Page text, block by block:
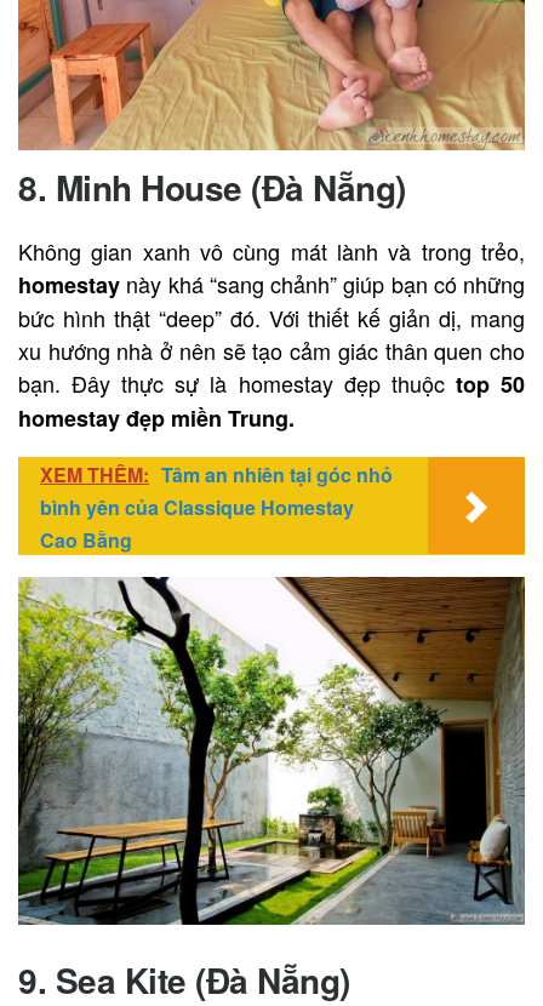
8. Minh House (Đà Nẵng)
Không gian xanh vô cùng mát lành và trong trẻo,
homestay này khá “sang chảnh” giúp bạn có những
bức hình thật “deep” đó. Với thiết kế giản dị, mang
xu hướng nhà ở nên sẽ tạo cảm giác thân quen cho
bạn. Đây thực sự là homestay đẹp thuộc top 50
homestay đẹp miền Trung.
XEM THÊM: Tâm an nhiên tại góc nhỏ
bình yên của Classique Homestay
Cao Bằng
9. Sea Kite (Đà Nẵng)